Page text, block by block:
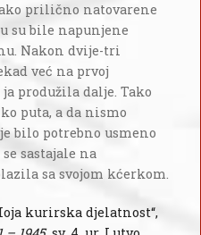
prilično natovarene
su bile napunjene
Nakon dvije-tri
već na prvoj
produžila dalje. Tako
puta, a da nismo
bilo potrebno usmeno
sastajale na
sa svojom kćerkom.
kurirska djelatnost“,